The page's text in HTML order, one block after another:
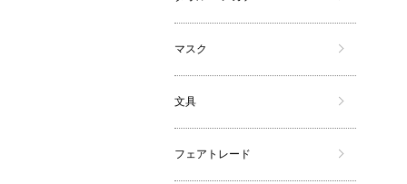
マスク
文具
フェアトレード